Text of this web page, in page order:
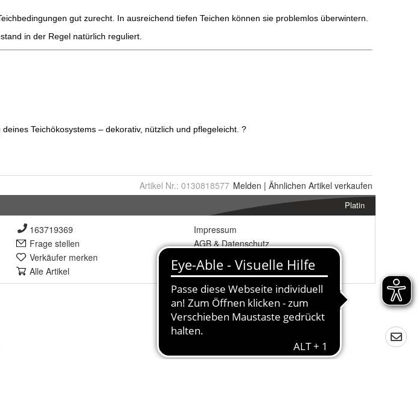
Artikel Nr.: 0130818577 Melden | Ähnlichen Artikel verkaufen
Platin
163719369
Frage stellen
Verkäufer merken
Alle Artikel
Impressum
AGB & Datenschutz
Widerrufsbelehrung